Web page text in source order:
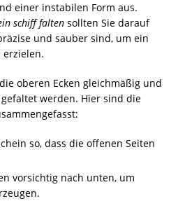
einer instabilen Form aus.
schiff falten sollten Sie darauf
und sauber sind, um ein
erzielen.
oberen Ecken gleichmäßig und
werden. Hier sind die
so, dass die offenen Seiten
vorsichtig nach unten, um